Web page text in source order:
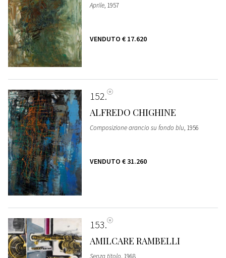
Aprile, 1957
VENDUTO € 17.620
152
ALFREDO CHIGHINE
Composizione arancio su fondo blu, 1956
VENDUTO € 31.260
153
AMILCARE RAMBELLI